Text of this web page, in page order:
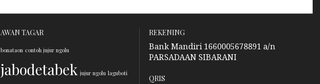
AWAN TAGAR
bonataon contoh jujur ngolu
jabodetabek jujur ngolu laguboti
REKENING
Bank Mandiri 1660005678891 a/n
PARSADAAN SIBARANI
QRIS